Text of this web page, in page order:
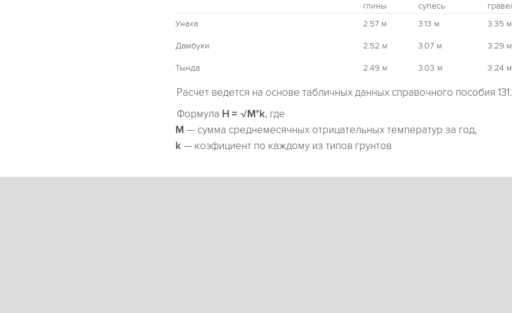
глины
супесь
Унаха
2.57 м 3.13 м 3.35 м
Дамбуки 2.52 м 3.07 м 3.29 м
Тында 2.49 м 3.03 м 3.24 м
Расчет ведется на основе табличных данных справочного пособия
Формула H = √M*k, где
М — сумма среднемесячных отрицательных температур за год,
k — коэфициент по каждому из типов грунтов